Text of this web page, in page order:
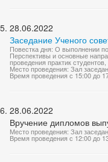
28.06.2022
Заседание Ученого
Повестка дня: О выполнении
Перспективы и основные
проведения практик
Место проведения: Зал
Время проведения с 15:00 до
28.06.2022
Вручение дипломов
Место проведения: Зал
Время проведения с 12:00 до